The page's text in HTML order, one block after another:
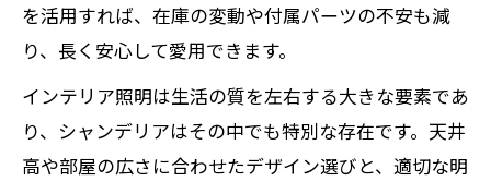
を活用すれば、在庫の変動や付属パーツの不安も減
り、長く安心して愛用できます。
インテリア照明は生活の質を左右する大きな要素であ
り、シャンデリアはその中でも特別な存在です。天井
高や部屋の広さに合わせたデザイン選びと、適切な明